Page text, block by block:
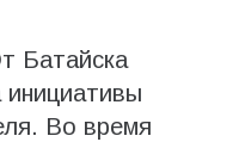
Батайска
инициативы
Во время